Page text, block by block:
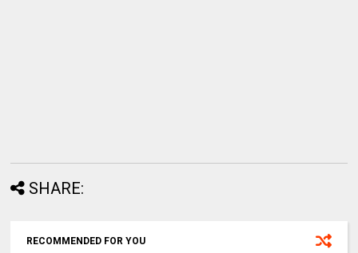
SHARE:
RECOMMENDED FOR YOU